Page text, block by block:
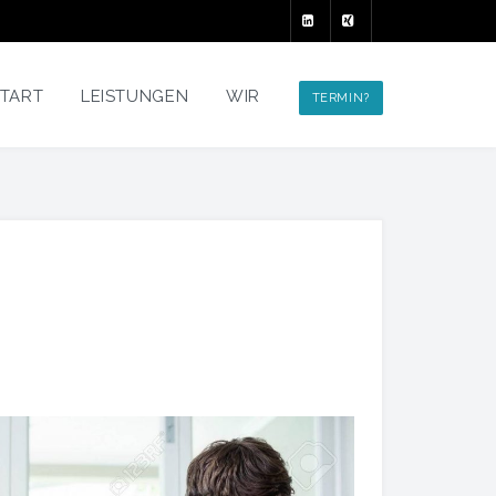
LEISTUNGEN WIR TERMIN?